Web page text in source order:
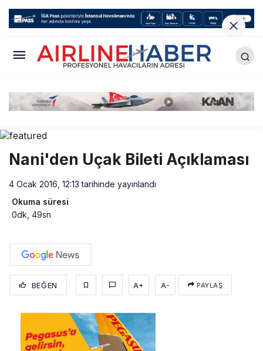
Nani'den Uçak Bileti Açıklaması
4 Ocak 2016, 12:13 tarihinde yayınlandı
Okuma süresi
0dk, 49sn
BEĞEN A+ A- PAYLAŞ